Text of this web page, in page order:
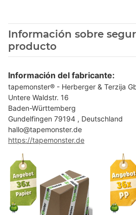
Información sobre
producto
Información del fabricante:
tapemonster® - Herberger & Terzija
Untere Waldstr. 16
Baden-Württemberg
Gundelfingen 79194 , Deutschland
hallo@tapemonster.de
https://tapemonster.de